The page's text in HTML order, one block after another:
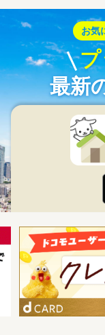
お気
プ
最新